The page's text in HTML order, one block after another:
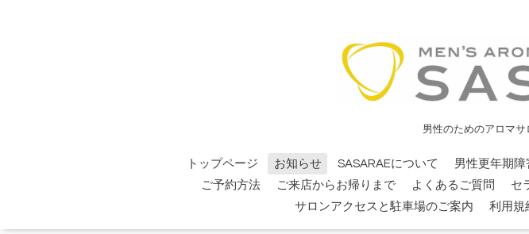
男性のためのアロマ
トップページ お知らせ SASARAEについて 男性更年期障
ご予約方法
ご来店からお帰りまで よくあるご質問 セ
サロンアクセスと駐車場のご案内
利用規